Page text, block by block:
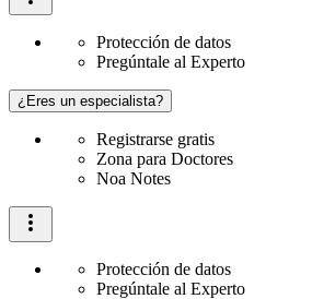
Protección de datos
Pregúntale al Experto
¿Eres un especialista?
Registrarse gratis
Zona para Doctores
Noa Notes
Protección de datos
Pregúntale al Experto